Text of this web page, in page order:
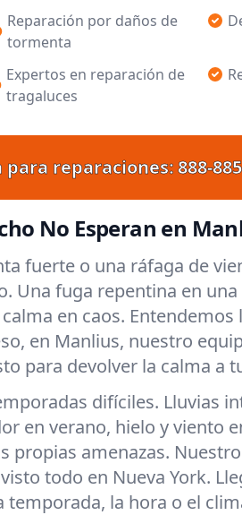
Reparación por daños de
tormenta
Expertos en reparación de
tragaluces
para reparaciones:888-
No Esperan en
fuerte o una ráfaga de
Una fuga repentina en
en caos. Entendemos
en Manlius, nuestro
para devolver la calma a
difíciles. Lluvias
en verano, hielo y viento
propias amenazas.
todo en Nueva York.
la hora o el